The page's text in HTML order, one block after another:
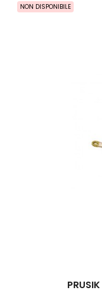
NON DISPONIBILE